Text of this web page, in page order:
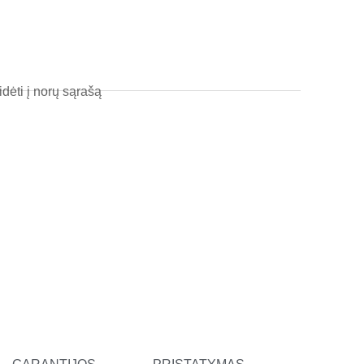
į norų sąrašą